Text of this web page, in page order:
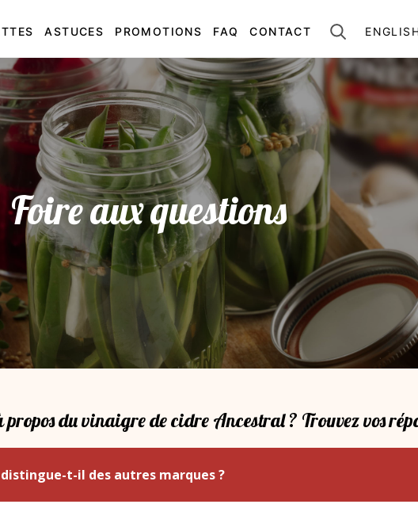
ASTUCES PROMOTIONS FAQ CONTACT
Foire aux questions
propos du vinaigre de cidre Ancestral ? Trouvez vos
t-il des autres marques ?